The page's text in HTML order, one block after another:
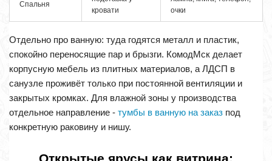
Спальня
кровати
очки
Отдельно про ванную: туда годятся металл и пластик,
спокойно переносящие пар и брызги. КомодМск делает
корпусную мебель из плитных материалов, а ЛДСП в
санузле проживёт только при постоянной вентиляции и
закрытых кромках. Для влажной зоны у производства
отдельное направление - тумбы в ванную на заказ под
конкретную раковину и нишу.